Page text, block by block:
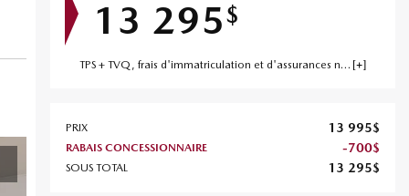
13 295$
TPS + TVQ, frais d'immatriculation et d'assurances non inclus.
PRIX 13 995$
RABAIS CONCESSIONNAIRE -700$
SOUS TOTAL 13 295$